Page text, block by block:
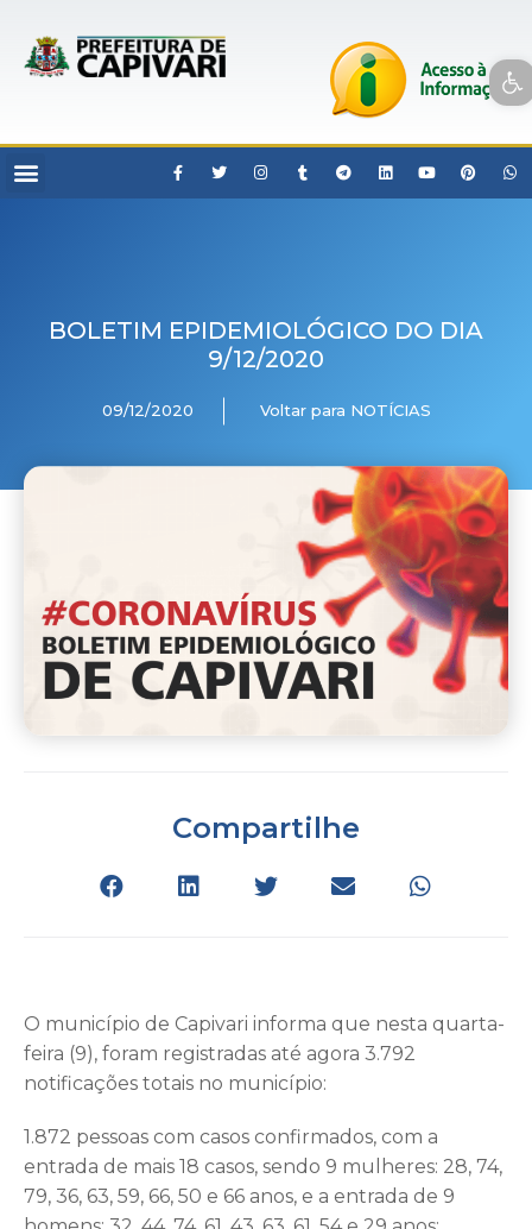
Open toolbar
BOLETIM EPIDEMIOLÓGICO DO DIA
9/12/2020
09/12/2020 Voltar para NOTÍCIAS
Compartilhe
O município de Capivari informa que nesta quarta-
feira (9), foram registradas até agora 3.792
notificações totais no município:
1.872 pessoas com casos confirmados, com a
entrada de mais 18 casos, sendo 9 mulheres: 28, 74,
79, 36, 63, 59, 66, 50 e 66 anos, e a entrada de 9